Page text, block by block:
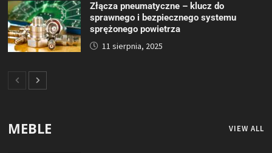
Złącza pneumatyczne – klucz do
sprawnego i bezpiecznego systemu
sprężonego powietrza
11 sierpnia, 2025
MEBLE VIEW ALL